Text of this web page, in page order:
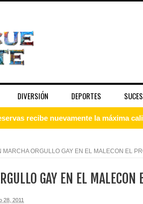
DIVERSIÓN DEPORTES
Guerra se acompaña del coro “Más
dominicana en Francia y
MARCHA ORGULLO GAY EN EL MALECON EL
GAY EN EL
28, 2011